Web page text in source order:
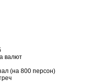
валют
(на 800 персон)